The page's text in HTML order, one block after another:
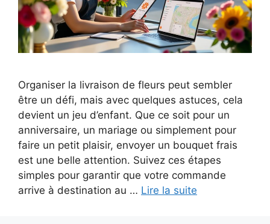
Organiser la livraison de fleurs peut sembler
être un défi, mais avec quelques astuces, cela
devient un jeu d’enfant. Que ce soit pour un
anniversaire, un mariage ou simplement pour
faire un petit plaisir, envoyer un bouquet frais
est une belle attention. Suivez ces étapes
simples pour garantir que votre commande
arrive à destination au … Lire la suite